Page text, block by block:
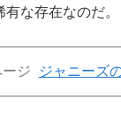
な存在なのだ。
ジ ジャニーズ